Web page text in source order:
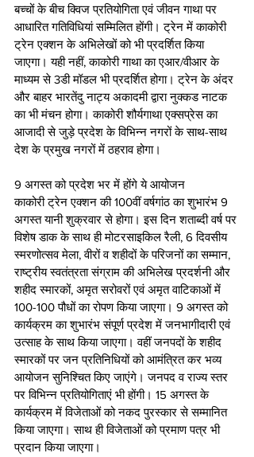
बच्चों के बीच क्विज प्रतियोगिता एवं जीवन गाथा पर
आधारित गतिविधियां सम्मिलित होंगी। ट्रेन में काकोरी
ट्रेन एक्शन के अभिलेखों को भी प्रदर्शित किया
जाएगा। यही नहीं, काकोरी गाथा का एआर/वीआर के
माध्यम से 3डी मॉडल भी प्रदर्शित होगा। ट्रेन के अंदर
और बाहर भारतेंदु नाट्य अकादमी द्वारा नुक्कड नाटक
का भी मंचन होगा। काकोरी शौर्यगाथा एक्सप्रेस का
आजादी से जुड़े प्रदेश के विभिन्न नगरों के साथ-साथ
देश के प्रमुख नगरों में ठहराव होगा।
9 अगस्त को प्रदेश भर में होंगे ये आयोजन
काकोरी ट्रेन एक्शन की 100वीं वर्षगांठ का शुभारंभ 9
अगस्त यानी शुक्रवार से होगा। इस दिन शताब्दी वर्ष पर
विशेष डाक के साथ ही मोटरसाइकिल रैली, 6 दिवसीय
स्मरणोत्सव मेला, वीरों व शहीदों के परिजनों का सम्मान,
राष्ट्रीय स्वतंत्रता संग्राम की अभिलेख प्रदर्शनी और
शहीद स्मारकों, अमृत सरोवरों एवं अमृत वाटिकाओं में
100-100 पौधों का रोपण किया जाएगा। 9 अगस्त को
कार्यक्रम का शुभारंभ संपूर्ण प्रदेश में जनभागीदारी एवं
उत्साह के साथ किया जाएगा। वहीं जनपदों के शहीद
स्मारकों पर जन प्रतिनिधियों को आमंत्रित कर भव्य
आयोजन सुनिश्चित किए जाएंगे। जनपद व राज्य स्तर
पर विभिन्न प्रतियोगिताएं भी होंगी। 15 अगस्त के
कार्यक्रम में विजेताओं को नकद पुरस्कार से सम्मानित
किया जाएगा। साथ ही विजेताओं को प्रमाण पत्र भी
प्रदान किया जाएगा।